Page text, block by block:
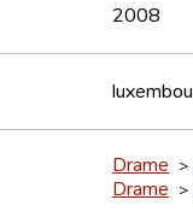
2008
Drame >
Drame >